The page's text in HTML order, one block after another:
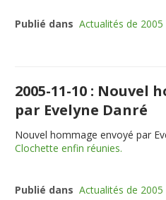
Publié dans Actualités de 2005
2005-11-10 : Nouvel
par Evelyne Danré
Nouvel hommage envoyé par
Clochette enfin réunies.
Publié dans Actualités de 2005